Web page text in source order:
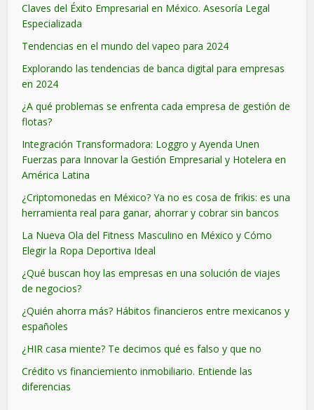
Claves del Éxito Empresarial en México. Asesoría Legal
Especializada
Tendencias en el mundo del vapeo para 2024
Explorando las tendencias de banca digital para empresas
en 2024
¿A qué problemas se enfrenta cada empresa de gestión de
flotas?
Integración Transformadora: Loggro y Ayenda Unen
Fuerzas para Innovar la Gestión Empresarial y Hotelera en
América Latina
¿Criptomonedas en México? Ya no es cosa de frikis: es una
herramienta real para ganar, ahorrar y cobrar sin bancos
La Nueva Ola del Fitness Masculino en México y Cómo
Elegir la Ropa Deportiva Ideal
¿Qué buscan hoy las empresas en una solución de viajes
de negocios?
¿Quién ahorra más? Hábitos financieros entre mexicanos y
españoles
¿HIR casa miente? Te decimos qué es falso y que no
Crédito vs financiemiento inmobiliario. Entiende las
diferencias